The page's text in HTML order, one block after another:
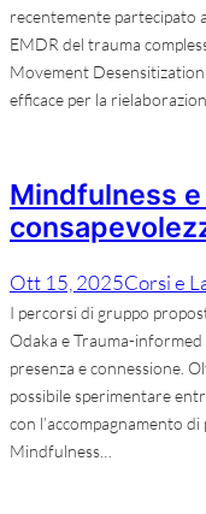
recentemente partecipato
EMDR del trauma
Movement
efficace per la
Mindfulness
Ott 15, 2025Corsi e
I percorsi di gruppo
Odaka e Trauma-
presenza e connessione.
possibile sperimentare
con l’accompagnamento
Mindfulness…